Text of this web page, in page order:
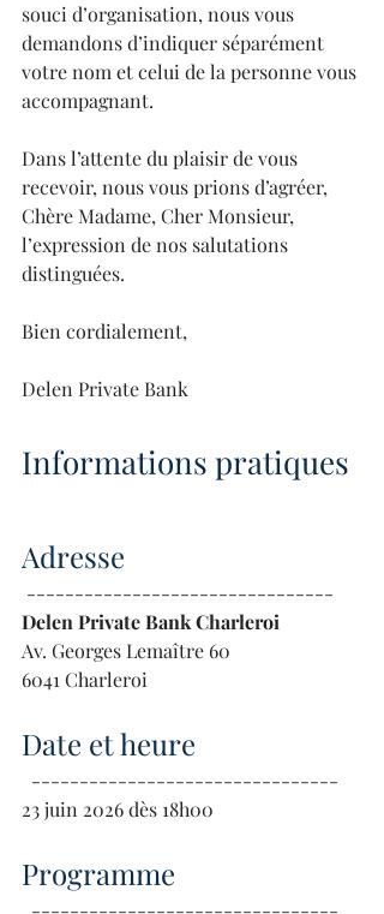
souci d’organisation, nous vous
demandons d’indiquer séparément
votre nom et celui de la personne vous
accompagnant.
Dans l’attente du plaisir de vous
recevoir, nous vous prions d’agréer,
Chère Madame, Cher Monsieur,
l’expression de nos salutations
distinguées.
Bien cordialement,
Delen Private Bank
Informations pratiques
Adresse
--------------------------------
Delen Private Bank Charleroi
Av. Georges Lemaître 60
6041 Charleroi
Date et heure
--------------------------------
23 juin 2026 dès 18h00
Programme